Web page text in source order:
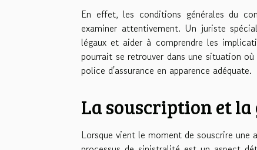
En effet, les conditions générales du
examiner attentivement. Un juriste
légaux et aider à comprendre les
pourrait se retrouver dans une situation
police d'assurance en apparence adéquate.
La souscription et
Lorsque vient le moment de souscrire une